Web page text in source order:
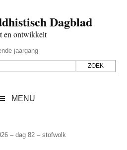
Dagblad
en ontwikkelt
jaargang
MENU
– dag 82 – stofwolk